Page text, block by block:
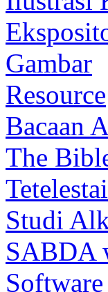
Gambar
Resource
Bacaan
The
Tetelestai
Studi
SABDA